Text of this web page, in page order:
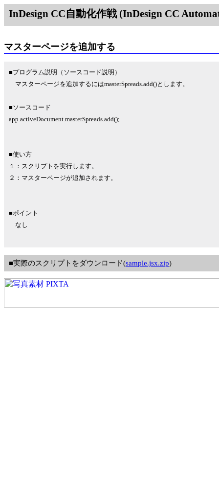
InDesign CC自動化作戦 (InDesign CC
マスターページを追加する
■プログラム説明（ソースコード説明）
マスターページを追加するにはmasterSpreads.add()とします。
■ソースコード
app.activeDocument.masterSpreads.add();
■使い方
１：スクリプトを実行します。
２：マスターページが追加されます。
■ポイント
なし
■実際のスクリプトをダウンロード(sample.jsx.zip)